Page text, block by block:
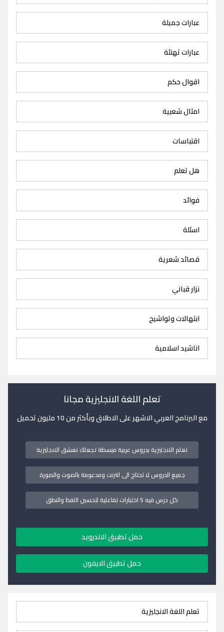
عبارات جميلة
عبارات تهنئة
اقوال حكم
امثال شعبية
اقتباسات
هل تعلم
فوائد
اسئلة
قصائد شعرية
نزار قباني
ابتهالات وتواشيح
اناشيد اسلامية
تعلم اللغة الانجليزية مجانا
مع البرنامج العربي الاشهر على الاطلاق وبأكثر من 10 مليون تحميل
تعلم الانجليزية بدروس عربية مبسطة تجعلك تعشق الانجليزية
جميع الدروس لا تحتاج الى انترنت ومدعومة بالصوت والصورة
كل درس فيه 5 اختبارات تفاعلية لتحسين اللفظ والنطق
حمل تطبيق الاندرويد
حمل تطبيق الايفون
تعلم اللغة الانجليزية